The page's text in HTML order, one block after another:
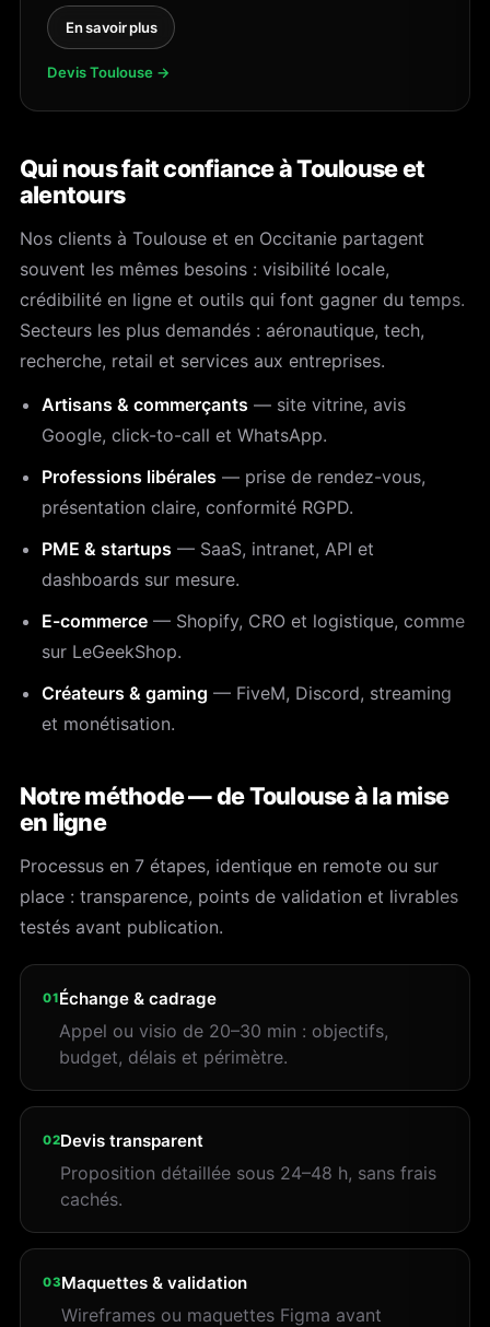
En savoir plus
Devis Toulouse →
Qui nous fait confiance à Toulouse et
alentours
Nos clients à Toulouse et en Occitanie partagent
souvent les mêmes besoins : visibilité locale,
crédibilité en ligne et outils qui font gagner du temps.
Secteurs les plus demandés : aéronautique, tech,
recherche, retail et services aux entreprises.
Artisans & commerçants — site vitrine, avis
Google, click-to-call et WhatsApp.
Professions libérales — prise de rendez-vous,
présentation claire, conformité RGPD.
PME & startups — SaaS, intranet, API et
dashboards sur mesure.
E-commerce — Shopify, CRO et logistique, comme
sur LeGeekShop.
Créateurs & gaming — FiveM, Discord, streaming
et monétisation.
Notre méthode — de Toulouse à la mise
en ligne
Processus en 7 étapes, identique en remote ou sur
place : transparence, points de validation et livrables
testés avant publication.
01Échange & cadrage
Appel ou visio de 20–30 min : objectifs,
budget, délais et périmètre.
02Devis transparent
Proposition détaillée sous 24–48 h, sans frais
cachés.
03Maquettes & validation
Wireframes ou maquettes Figma avant